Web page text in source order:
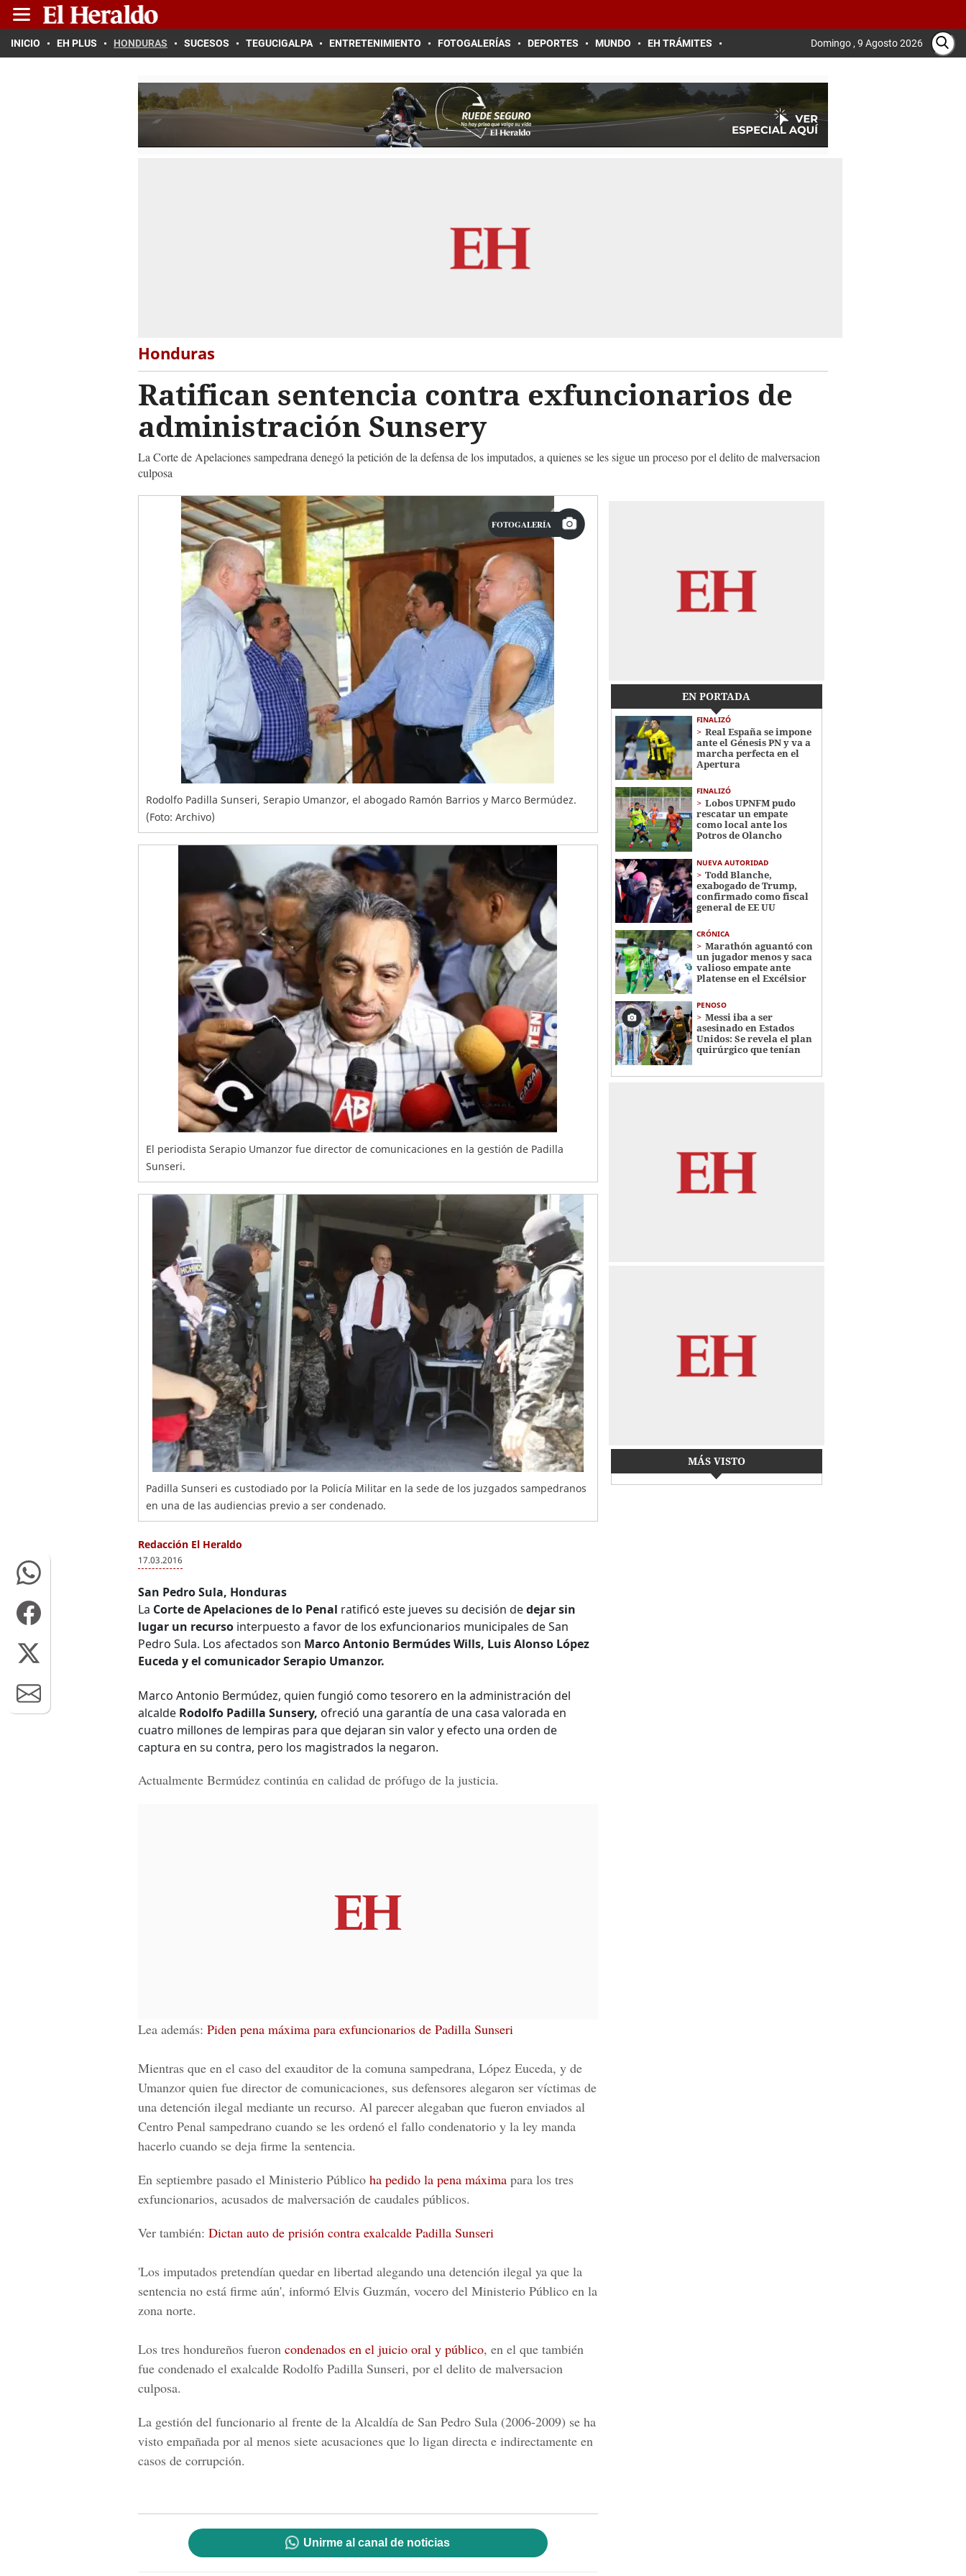
INICIO EH PLUS HONDURAS SUCESOS TEGUCIGALPA ENTRETENIMIENTO FOTOGALERÍAS DEPORTES MUNDO EH TRÁMITES Domingo , 9 Agosto 2026
Honduras
Ratifican sentencia contra exfuncionarios de
administración Sunsery
La Corte de Apelaciones sampedrana denegó la petición de la defensa de los imputados, a quienes se les sigue un proceso por el delito de malversacion
culposa
FOTOGALERÍA
Rodolfo Padilla Sunseri, Serapio Umanzor, el abogado Ramón Barrios y Marco Bermúdez.
(Foto: Archivo)
El periodista Serapio Umanzor fue director de comunicaciones en la gestión de Padilla
Sunseri.
Padilla Sunseri es custodiado por la Policía Militar en la sede de los juzgados sampedranos
en una de las audiencias previo a ser condenado.
Redacción El Heraldo
17.03.2016
San Pedro Sula, Honduras
La Corte de Apelaciones de lo Penal ratificó este jueves su decisión dedejar sin
lugar un recurso interpuesto a favor de los exfuncionarios municipales de San
Pedro Sula. Los afectados son Marco Antonio Bermúdes Wills, Luis Alonso López
Euceda y el comunicador Serapio Umanzor.
Marco Antonio Bermúdez, quien fungió como tesorero en la administración del
alcalde Rodolfo Padilla Sunsery, ofreció una garantía de una casa valorada en
cuatro millones de lempiras para que dejaran sin valor y efecto una orden de
captura en su contra, pero los magistrados la negaron.
Actualmente Bermúdez continúa en calidad de prófugo de la justicia.
Lea además: Piden pena máxima para exfuncionarios de Padilla Sunseri
Mientras que en el caso del exauditor de la comuna sampedrana, López Euceda, y de
Umanzor quien fue director de comunicaciones, sus defensores alegaron ser víctimas de
una detención ilegal mediante un recurso. Al parecer alegaban que fueron enviados al
Centro Penal sampedrano cuando se les ordenó el fallo condenatorio y la ley manda
hacerlo cuando se deja firme la sentencia.
En septiembre pasado el Ministerio Público ha pedido la pena máxima para los tres
exfuncionarios, acusados de malversación de caudales públicos.
Ver también: Dictan auto de prisión contra exalcalde Padilla Sunseri
'Los imputados pretendían quedar en libertad alegando una detención ilegal ya que la
sentencia no está firme aún', informó Elvis Guzmán, vocero del Ministerio Público en la
zona norte.
Los tres hondureños fueron condenados en el juicio oral y público, en el que también
fue condenado el exalcalde Rodolfo Padilla Sunseri, por el delito de malversacion
culposa.
La gestión del funcionario al frente de la Alcaldía de San Pedro Sula (2006-2009) se ha
visto empañada por al menos siete acusaciones que lo ligan directa e indirectamente en
casos de corrupción.
Unirme al canal de noticias
EN PORTADA
FINALIZÓ
Real España se impone
ante el Génesis PN y va a
marcha perfecta en el
Apertura
FINALIZÓ
Lobos UPNFM pudo
rescatar un empate
como local ante los
Potros de Olancho
NUEVA AUTORIDAD
Todd Blanche,
exabogado de Trump,
confirmado como fiscal
general de EE UU
CRÓNICA
Marathón aguantó con
un jugador menos y saca
valioso empate ante
Platense en el Excélsior
PENOSO
Messi iba a ser
asesinado en Estados
Unidos: Se revela el plan
quirúrgico que tenían
MÁS VISTO